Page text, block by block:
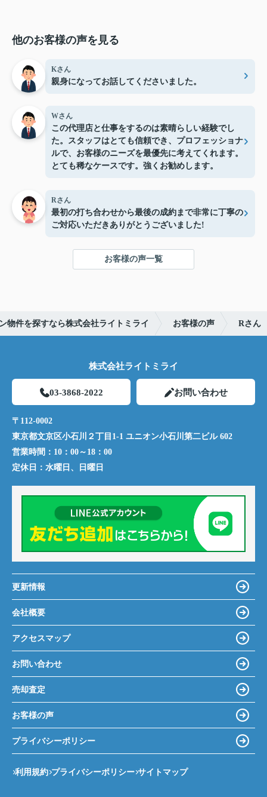
他のお客様の声を見る
Kさん
親身になってお話してくださいました。
Wさん
この代理店と仕事をするのは素晴らしい経験でし
た。スタッフはとても信頼でき、プロフェッショナ
ルで、お客様のニーズを最優先に考えてくれます。
とても稀なケースです。強くお勧めします。
Rさん
最初の打ち合わせから最後の成約まで非常に丁寧の
ご対応いただきありがとうございました!
お客様の声一覧
物件を探すなら株式会社ライトミライ お客様の声 Rさん
株式会社ライトミライ
03-3868-2022 お問い合わせ
〒112-0002
東京都文京区小石川２丁目1-1 ユニオン小石川第二ビル 602
営業時間： 10：00～18：00
定休日： 水曜日、日曜日
更新情報
会社概要
アクセスマップ
お問い合わせ
売却査定
お客様の声
プライバシーポリシー
利用規約 プライバシーポリシー サイトマップ